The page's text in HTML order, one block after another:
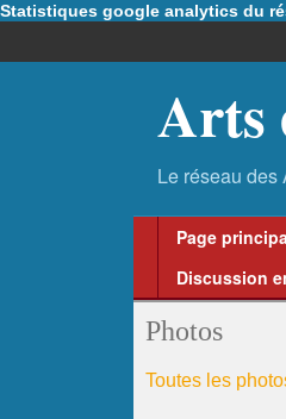
Statistiques google analytics du
Arts
Page
Discussion
Photos
Toutes les